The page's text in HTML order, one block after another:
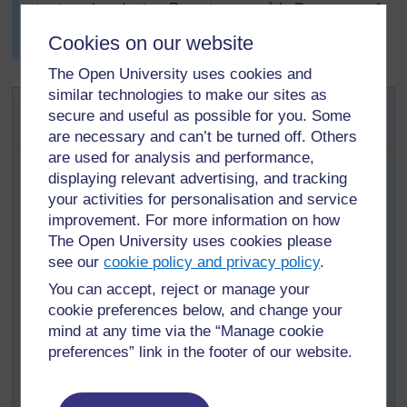
Cookies on our website
The Open University uses cookies and
similar technologies to make our sites as
secure and useful as possible for you. Some
are necessary and can’t be turned off. Others
are used for analysis and performance,
displaying relevant advertising, and tracking
your activities for personalisation and service
improvement. For more information on how
The Open University uses cookies please
see ourcookie policy and privacy policy.
You can accept, reject or manage your
cookie preferences below, and change your
mind at any time via the “Manage cookie
preferences” link in the footer of our website.
structure des plantes. Reportez-vous à laRessource 4
déroulement de cette activité.
Activité 2: Fabrication de modèles
d’animaux
Dans plusieurs régions du Togo, des hommes gagnent
leur vie en vendant des modèles d’animaux très
réalistes. Nous pensons qu’il est légitime, pour l’étude
de différents animaux, d’exploiter avec les enfants ce
désir naturel de vouloir reproduire la vie en la copiant.
En demandant aux enfants de fabriquer des modèles,
Vous pouvez utiliser dans la classe les présentoirs
installés dansl’Activité 1 pour exposer les modèles de
différents types d’animaux locaux comme les poulets,
les chiens, les vaches, … à l’aide de matériaux